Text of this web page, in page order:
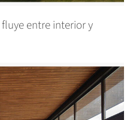
entre interior y